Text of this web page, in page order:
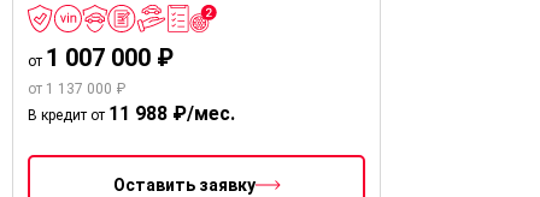
от 1 007 000 ₽
от 1 137 000 ₽
В кредит от 11 988 ₽/мес.
Оставить заявку